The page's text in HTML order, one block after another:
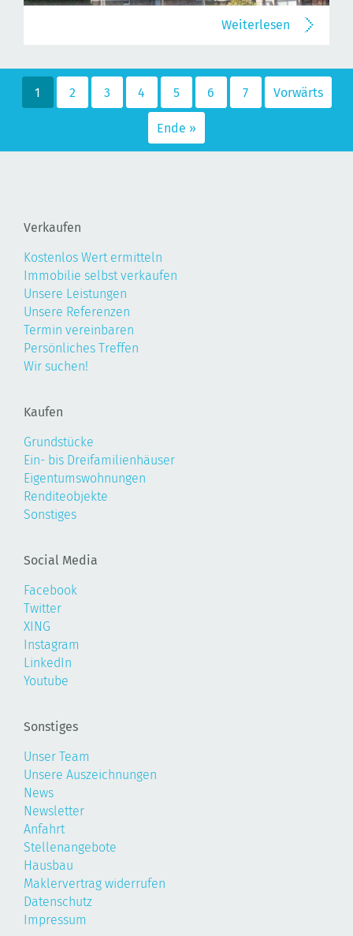
Weiterlesen
1 2 3 4 5 6 7 Vorwärts
Ende »
Verkaufen
Kostenlos Wert ermitteln
Immobilie selbst verkaufen
Unsere Leistungen
Unsere Referenzen
Termin vereinbaren
Persönliches Treffen
Wir suchen!
Kaufen
Grundstücke
Ein- bis Dreifamilienhäuser
Eigentumswohnungen
Renditeobjekte
Sonstiges
Social Media
Facebook
Twitter
XING
Instagram
LinkedIn
Youtube
Sonstiges
Unser Team
Unsere Auszeichnungen
News
Newsletter
Anfahrt
Stellenangebote
Hausbau
Maklervertrag widerrufen
Datenschutz
Impressum